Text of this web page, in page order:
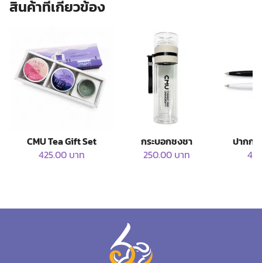
สินค้าที่เกี่ยวข้อง
CMU Tea Gift Set
425.00 บาท
กระบอกชงชา
250.00 บาท
ปากกา